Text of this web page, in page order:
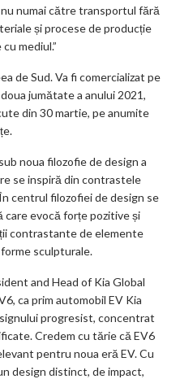
numai către transportul fără
și procese de producție
mediul.”
de Sud. Va fi comercializat pe
jumătate a anului 2021,
din 30 martie, pe anumite
noua filozofie de design a
se inspiră din contrastele
centrul filozofiei de design se
evocă forțe pozitive și
contrastante de elemente
sculpturale.
and Head of Kia Global
ca prim automobil EV Kia
progresist, concentrat
Credem cu tărie că EV6
pentru noua eră EV. Cu
design distinct, de impact,